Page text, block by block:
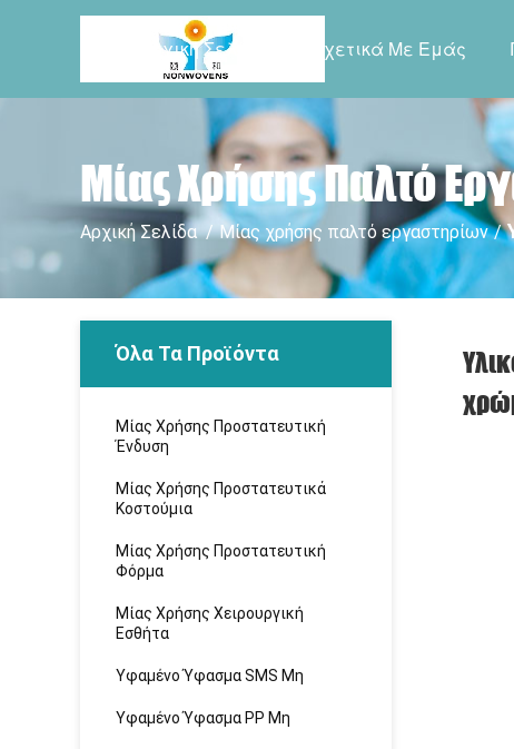
Αρχική Σελίδα Σχετικά Με Εμάς
Μίας Χρήσης Παλτό
Αρχική Σελίδα / Μίας χρήσης παλτό εργαστηρίων /
Όλα Τα Προϊόντα
Μίας Χρήσης Προστατευτική
Ένδυση
Μίας Χρήσης Προστατευτικά
Κοστούμια
Μίας Χρήσης Προστατευτική
Φόρμα
Μίας Χρήσης Χειρουργική
Εσθήτα
Υφαμένο Ύφασμα SMS Μη
Υφαμένο Ύφασμα PP Μη